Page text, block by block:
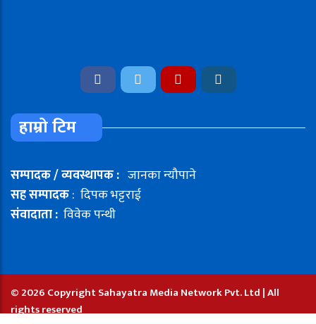
हाम्रो टिम
सम्पादक / व्यवस्थापक : जानका न्यौपाने
सह सम्पादक: दिपक भट्टराई
संवादाता : विवेक पन्थी
© 2026 Copyright Sahayatra Media Network Pvt. Ltd | All
rights reserved